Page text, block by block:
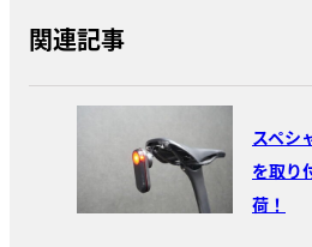
関連記事
スペシ
を取り
荷！